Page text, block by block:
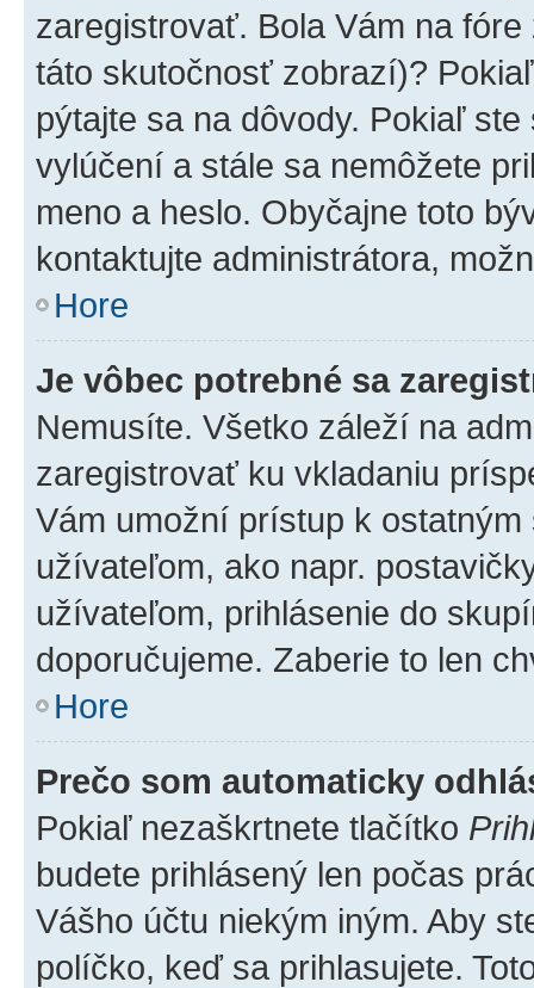
zaregistrovať. Bola Vám na
táto skutočnosť zobrazí)?
pýtajte sa na dôvody. Pokiaľ
vylúčení a stále sa nemôžete
meno a heslo. Obyčajne toto
kontaktujte administrátora,
Hore
Je vôbec potrebné sa
Nemusíte. Všetko záleží na
zaregistrovať ku vkladaniu
Vám umožní prístup k
užívateľom, ako napr.
užívateľom, prihlásenie do
doporučujeme. Zaberie to len
Hore
Prečo som automaticky
Pokiaľ nezaškrtnete tlačítko
budete prihlásený len počas
Vášho účtu niekým iným. Aby
políčko, keď sa prihlasujete.